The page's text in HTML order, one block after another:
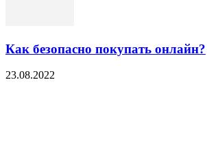
Как безопасно покупать онлайн?
23.08.2022